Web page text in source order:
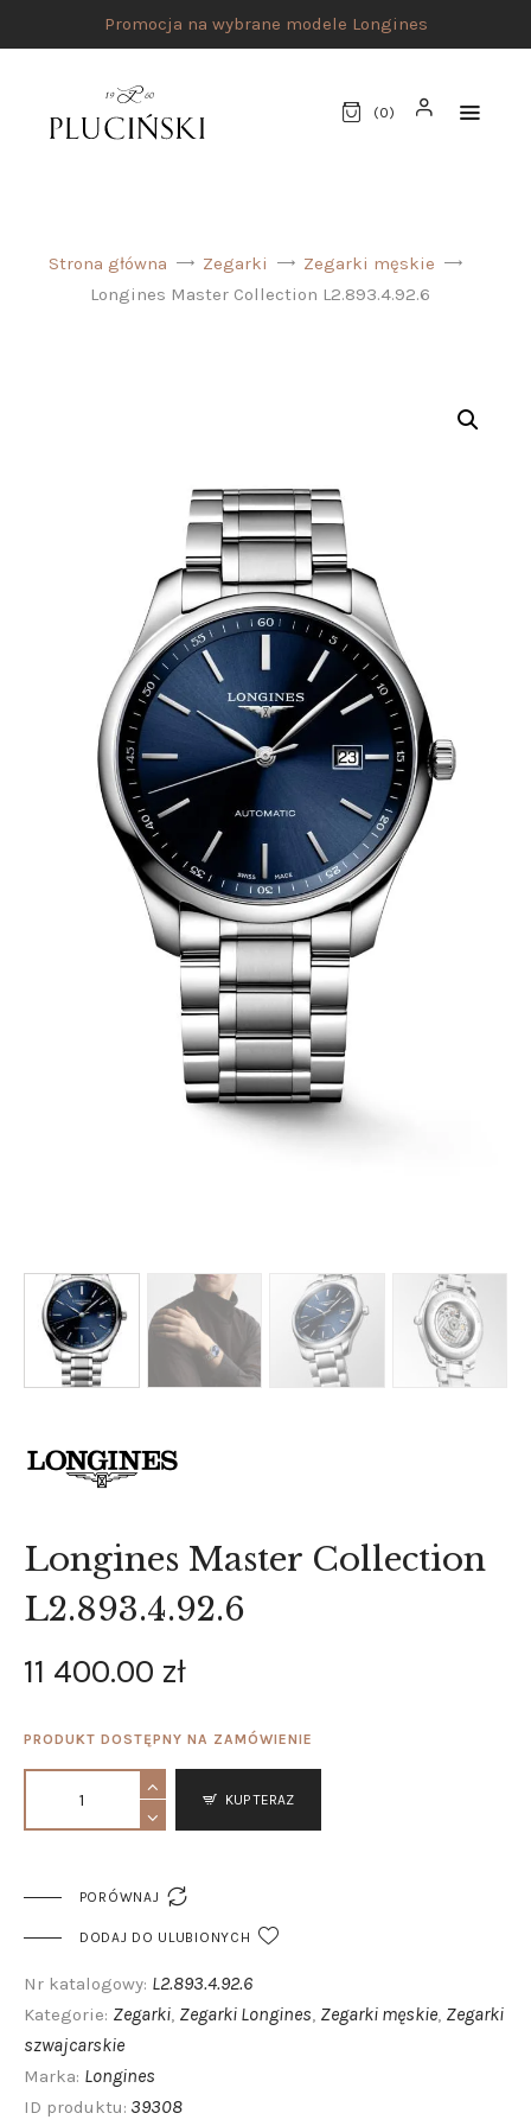
Promocja na wybrane modele Longines
(0)
UMÓW SPOTKANIE
AKCESORIA
O NAS
SERWIS
BLOG
KONTAKT
Strona główna Zegarki
Zegarki męskie
Longines Master Collection L2.893.4.92.6
Longines Master Collection
L2.893.4.92.6
11 400.00 zł
PRODUKT DOSTĘPNY NA ZAMÓWIENIE
KUP TERAZ
PORÓWNAJ 
DODAJ DO ULUBIONYCH
Nr katalogowy: L2.893.4.92.6
Kategorie: Zegarki, Zegarki Longines, Zegarki męskie, Zegarki
szwajcarskie
Marka: Longines
ID produktu: 39308